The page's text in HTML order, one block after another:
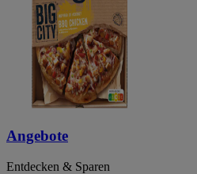
Angebote
Entdecken & Sparen